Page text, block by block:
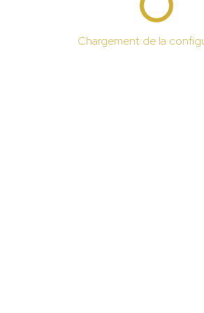
Chargement de la